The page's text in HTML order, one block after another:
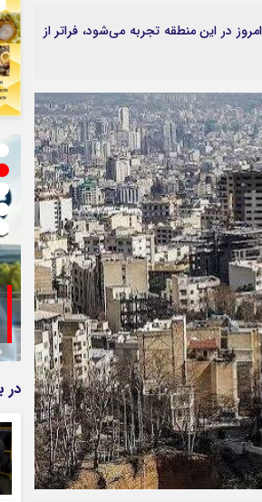
در این منطقه تجربه می‌شود، فراتر از
درخواست
استعلام بیمه بدنه خودرو؛
پیامک و اپلیکیشن + پاسخ
در